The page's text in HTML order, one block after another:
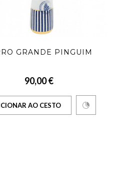
GRANDE PINGUIM
90,00 €
AO CESTO